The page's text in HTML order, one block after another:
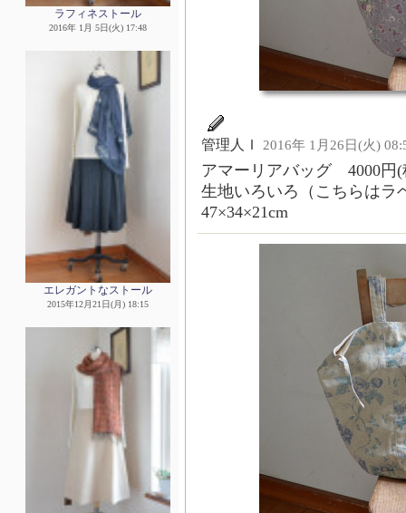
ラフィネストール
2016年 1月 5日(火) 17:48
エレガントなストール
2015年12月21日(月) 18:15
管理人Ｉ 2016年 1月26日(火)
アマーリアバッグ 4000円(
生地いろいろ（こちらはラ
47×34×21cm